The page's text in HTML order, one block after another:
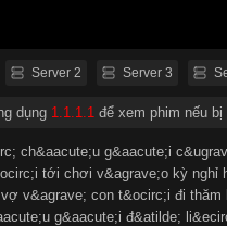
Server 2 Server 3
dụng 1.1.1.1 để xem phim nếu bị
ch&aacute;u g&aacute;i
tới chơi v&agrave;o kỳ nghỉ
v&agrave; con t&ocirc;i đi thăm
g&aacute;i đ&atilde;